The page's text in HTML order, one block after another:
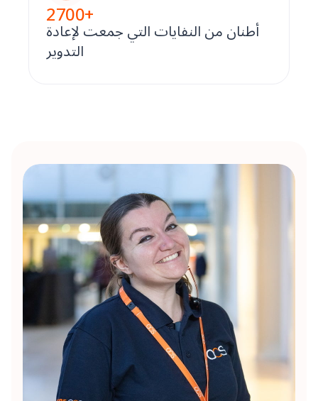
2700+
أطنان من النفايات التي جمعت لإعادة
التدوير